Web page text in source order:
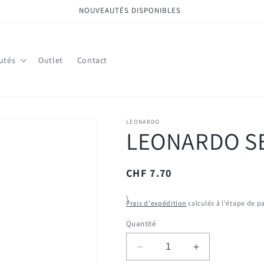
NOUVEAUTÉS DISPONIBLES
Outlet Contact
LEONARDO
LEONARDO
Prix
CHF 7.70
\Frais d'expédition calculés à l'étape de
Quantité
Réduire
Augmenter